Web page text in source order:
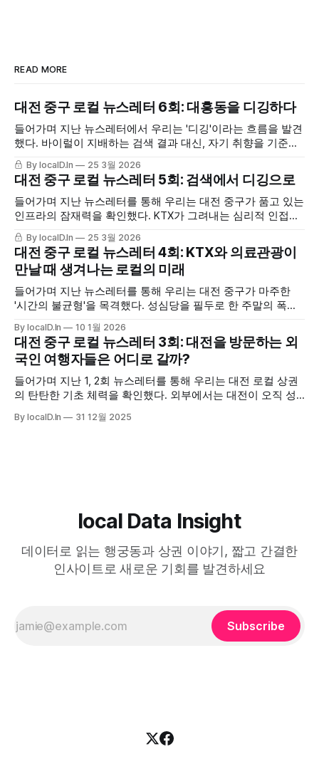
READ MORE
대전 중구 로컬 뉴스레터 6회: 대흥동을 디깅하다
들어가며 지난 뉴스레터에서 우리는 '디깅'이라는 흐름을 발견
했다. 바이럴이 지배하는 검색 결과 대신, 자기 취향을 기준으
로 직접 파고들어 발굴하는 사람들이 늘고 있었다. 또간집, 떡
볶퀸, 김밥대장처럼 취향별 필터를 자처하는 채널들이 부상하
고, 소비자들은 검색 엔진 대신 자신이 신뢰하는 커뮤니티에
탐색을 위임하고 있었다. 그리고 마지막에 우리는 물었다. "대
전 대흥동에는 디깅당할
By localD.In 25 3월 2026
대전 중구 로컬 뉴스레터 5회: 검색에서 디깅으로
들어가며 지난 뉴스레터를 통해 우리는 대전 중구가 품고 있는
인프라의 잠재력을 확인했다. KTX가 그려내는 심리적 인접권,
외국인 의료관광이 열어줄 평일의 가능성, 그리고 로컬 라이프
스타일이라는 대체 불가능한 소프트웨어까지. 마지막에 우리
는 "중구의 골목마다 어떠한 취향이 숨 쉬고 있는지, 그 이야기
를 추적해 본다"고 예고했다. 데이터라는 렌즈로 도시의 거시
적 체력을 가늠해왔던
By localD.In 25 3월 2026
대전 중구 로컬 뉴스레터 4회: KTX와 의료관광이
만날 때 생겨나는 로컬의 미래
들어가며 지난 뉴스레터를 통해 우리는 대전 중구가 마주한
'시간의 불균형'을 목격했다. 성심당을 필두로 한 주말의 폭발
일의 공백은 지역 상권의 자생력을 위협하는 구조적 약점으로
남아 있다. 우리는 이 공백을 메울 열쇠로 국내 요일 리듬에서
자유로운 '외국인 여행자'를 제안했다.
By localD.In 10 1월 2026
대전 중구 로컬 뉴스레터 3회: 대전을 방문하는 외
국인 여행자들은 어디로 갈까?
들어가며 지난 1, 2회 뉴스레터를 통해 우리는 대전 로컬 상권
의 탄탄한 기초 체력을 확인했다. 외부에서는 대전이 오직 성
만, 실제 데이터를 통해 본 대전은 유동 인구의 흐름이 교차하
By localD.In 31 12월 2025
local Data Insight
데이터로 읽는 행궁동과 상권 이야기, 짧고 간결한
인사이트로 새로운 기회를 발견하세요
Subscribe